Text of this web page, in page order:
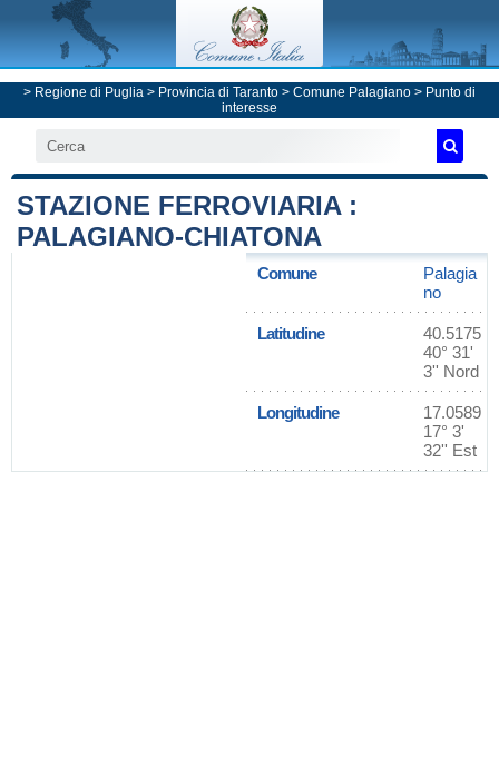
> Regione di Puglia > Provincia di Taranto > Comune Palagiano > Punto di
interesse
STAZIONE FERROVIARIA :
PALAGIANO-CHIATONA
Comune
Palagia
no
Latitudine
40.5175
40° 31'
3'' Nord
Longitudine
17.0589
17° 3'
32'' Est